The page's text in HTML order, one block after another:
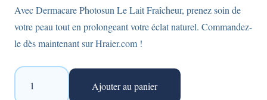
Avec Dermacare Photosun Le Lait Fraîcheur, prenez soin de
votre peau tout en prolongeant votre éclat naturel. Commandez-
le dès maintenant sur Hraier.com !
quantité
Ajouter au panier